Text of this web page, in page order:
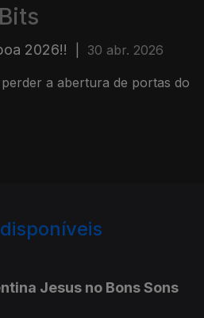
2026!! 30 abr. 2026
a abertura de portas do
Jesus no Bons Sons